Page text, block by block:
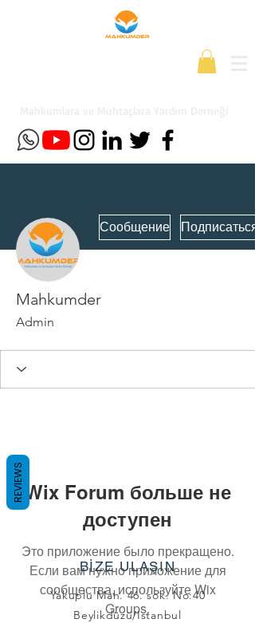
Сообщение Подписаться
Mahkumder
Admin
Wix Forum больше не
доступен
Это приложение было прекращено.
Если вам нужно приложение для
сообщества, используйте Wix
Groups.
BİZE ULAŞIN
Yakuplu Mah. 46. sok. No:40
Beylikdüzü/Istanbul
REVIEWS